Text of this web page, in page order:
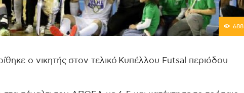
688
ο νικητής στον τελικό Κυπέλλου Futsal περιόδου